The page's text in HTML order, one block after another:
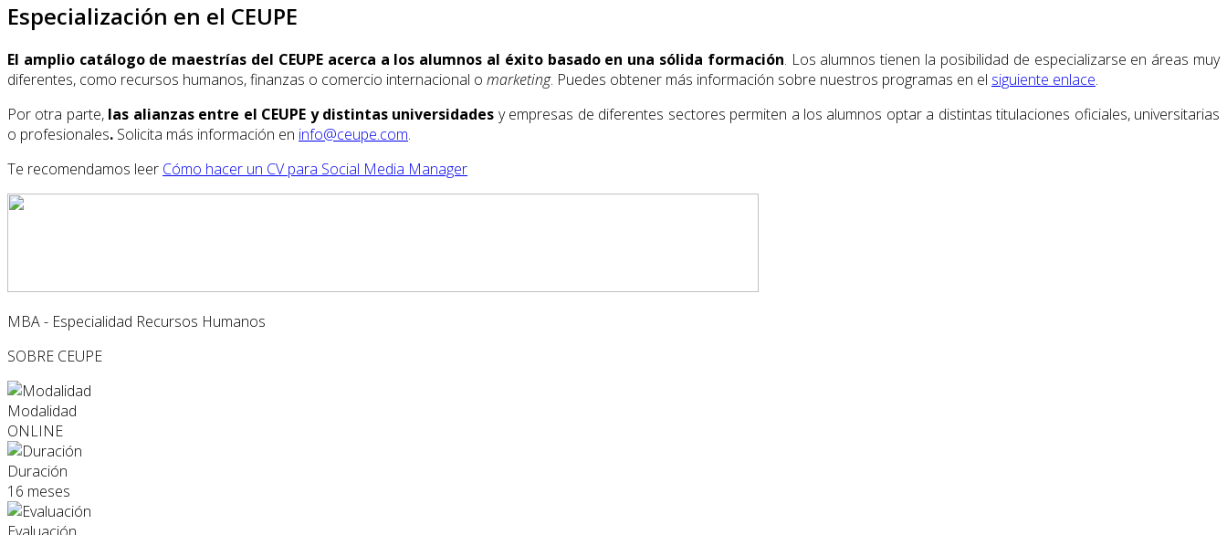
Especialización en el CEUPE
El amplio catálogo de maestrías del CEUPE acerca a los alumnos al éxito basado en una sólida formación. Los alumnos tienen la posibilidad de especializarse en áreas muy
diferentes, como recursos humanos, finanzas o comercio internacional o marketing. Puedes obtener más información sobre nuestros programas en el siguiente enlace.
Por otra parte, las alianzas entre el CEUPE y distintas universidades y empresas de diferentes sectores permiten a los alumnos optar a distintas titulaciones oficiales, universitarias
o profesionales. Solicita más información en info@ceupe.com.
Te recomendamos leer Cómo hacer un CV para Social Media Manager
MBA - Especialidad Recursos Humanos
SOBRE CEUPE
Modalidad
ONLINE
Duración
16 meses